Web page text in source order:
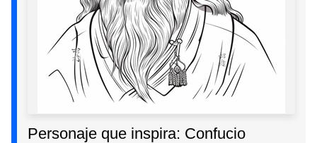
Personaje que inspira: Confucio